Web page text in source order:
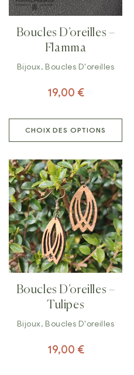
Boucles D’oreilles –
Flamma
Bijoux,Boucles D'oreilles
19,00 €
CHOIX DES OPTIONS
Boucles D’oreilles –
Tulipes
Bijoux,Boucles D'oreilles
19,00 €